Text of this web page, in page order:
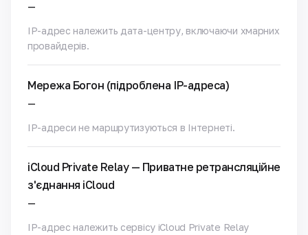
—
IP-адрес належить дата-центру, включаючи хмарних
провайдерів.
Мережа Богон (підроблена IP-адреса)
—
IP-адреси не маршрутизуються в Інтернеті.
iCloud Private Relay — Приватне ретрансляційне
з'єднання iCloud
—
IP-адрес належить сервісу iCloud Private Relay